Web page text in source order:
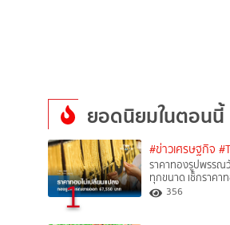
ยอดนิยมในตอนนี้
1
#ข่าวเศรษฐกิจ
ราคาทองรูปพรรณ
ทุกขนาด เช็กราคา
356